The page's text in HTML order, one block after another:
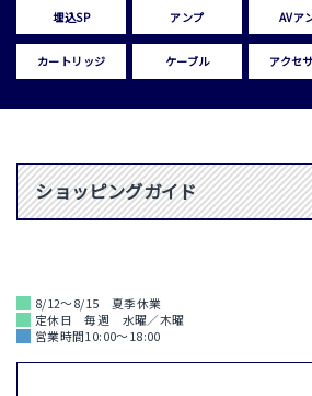
埋込SP アンプ AVア
カートリッジ ケーブル アクセ
ショッピングガイド
8/12～8/15 夏季休業
定休日 毎週 水曜／木曜
営業時間10:00～18:00